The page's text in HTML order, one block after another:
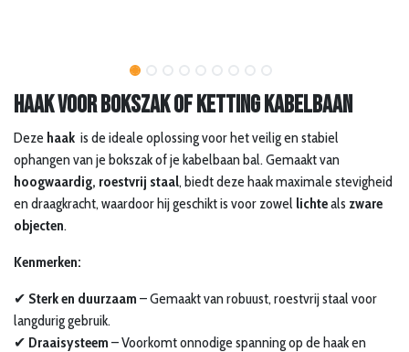
Haak voor bokszak of ketting kabelbaan
Deze haak is de ideale oplossing voor het veilig en stabiel
ophangen van je bokszak of je kabelbaan bal. Gemaakt van
hoogwaardig, roestvrij staal, biedt deze haak maximale stevigheid
en draagkracht, waardoor hij geschikt is voor zowel lichteals zware
objecten.
Kenmerken:
✔ Sterk en duurzaam – Gemaakt van robuust, roestvrij staal voor
langdurig gebruik.
✔ Draaisysteem – Voorkomt onnodige spanning op de haak en